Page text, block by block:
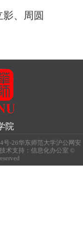
、 周圆
院
号-26华东师范大学沪公网安
术支持：信息化办公室 ©